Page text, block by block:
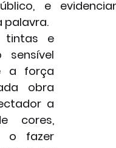
e
palavra.
tintas e
sensível
a força
obra
a
cores,
o fazer